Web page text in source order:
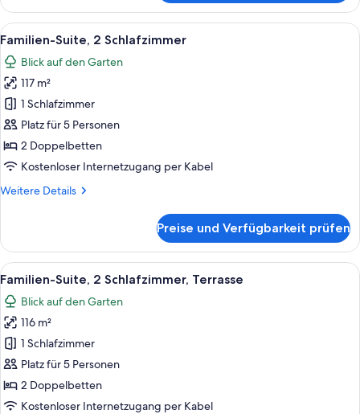
1
Schlafzimmer
Alle
Fotos
für
Familien-
Suite,
2 Schlafzimmer
anzeigen
Ein modernes Wohnzimmer mit
9
Familien-Suite, 2 Schlafzimmer
Blick auf den Garten
117 m²
1 Schlafzimmer
Platz für 5 Personen
2 Doppelbetten
Kostenloser Internetzugang per Kabel
Weitere Details
Weitere
Suite,
2 Schlafzimmer
Preise und Verfügbarkeit prüfen
Alle
Fotos
für
Familien-
Suite,
2 Schlafzimmer,
Terrasse
anzeigen
Ein modernes Wohnzimmer mit
8
Familien-Suite, 2 Schlafzimmer, Terrasse
Blick auf den Garten
116 m²
1 Schlafzimmer
Platz für 5 Personen
2 Doppelbetten
Kostenloser Internetzugang per Kabel